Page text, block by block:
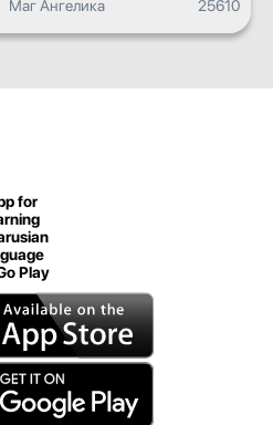
Маг Ангелика 25610
for
Play